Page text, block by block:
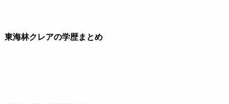
東海林クレアの学歴まとめ